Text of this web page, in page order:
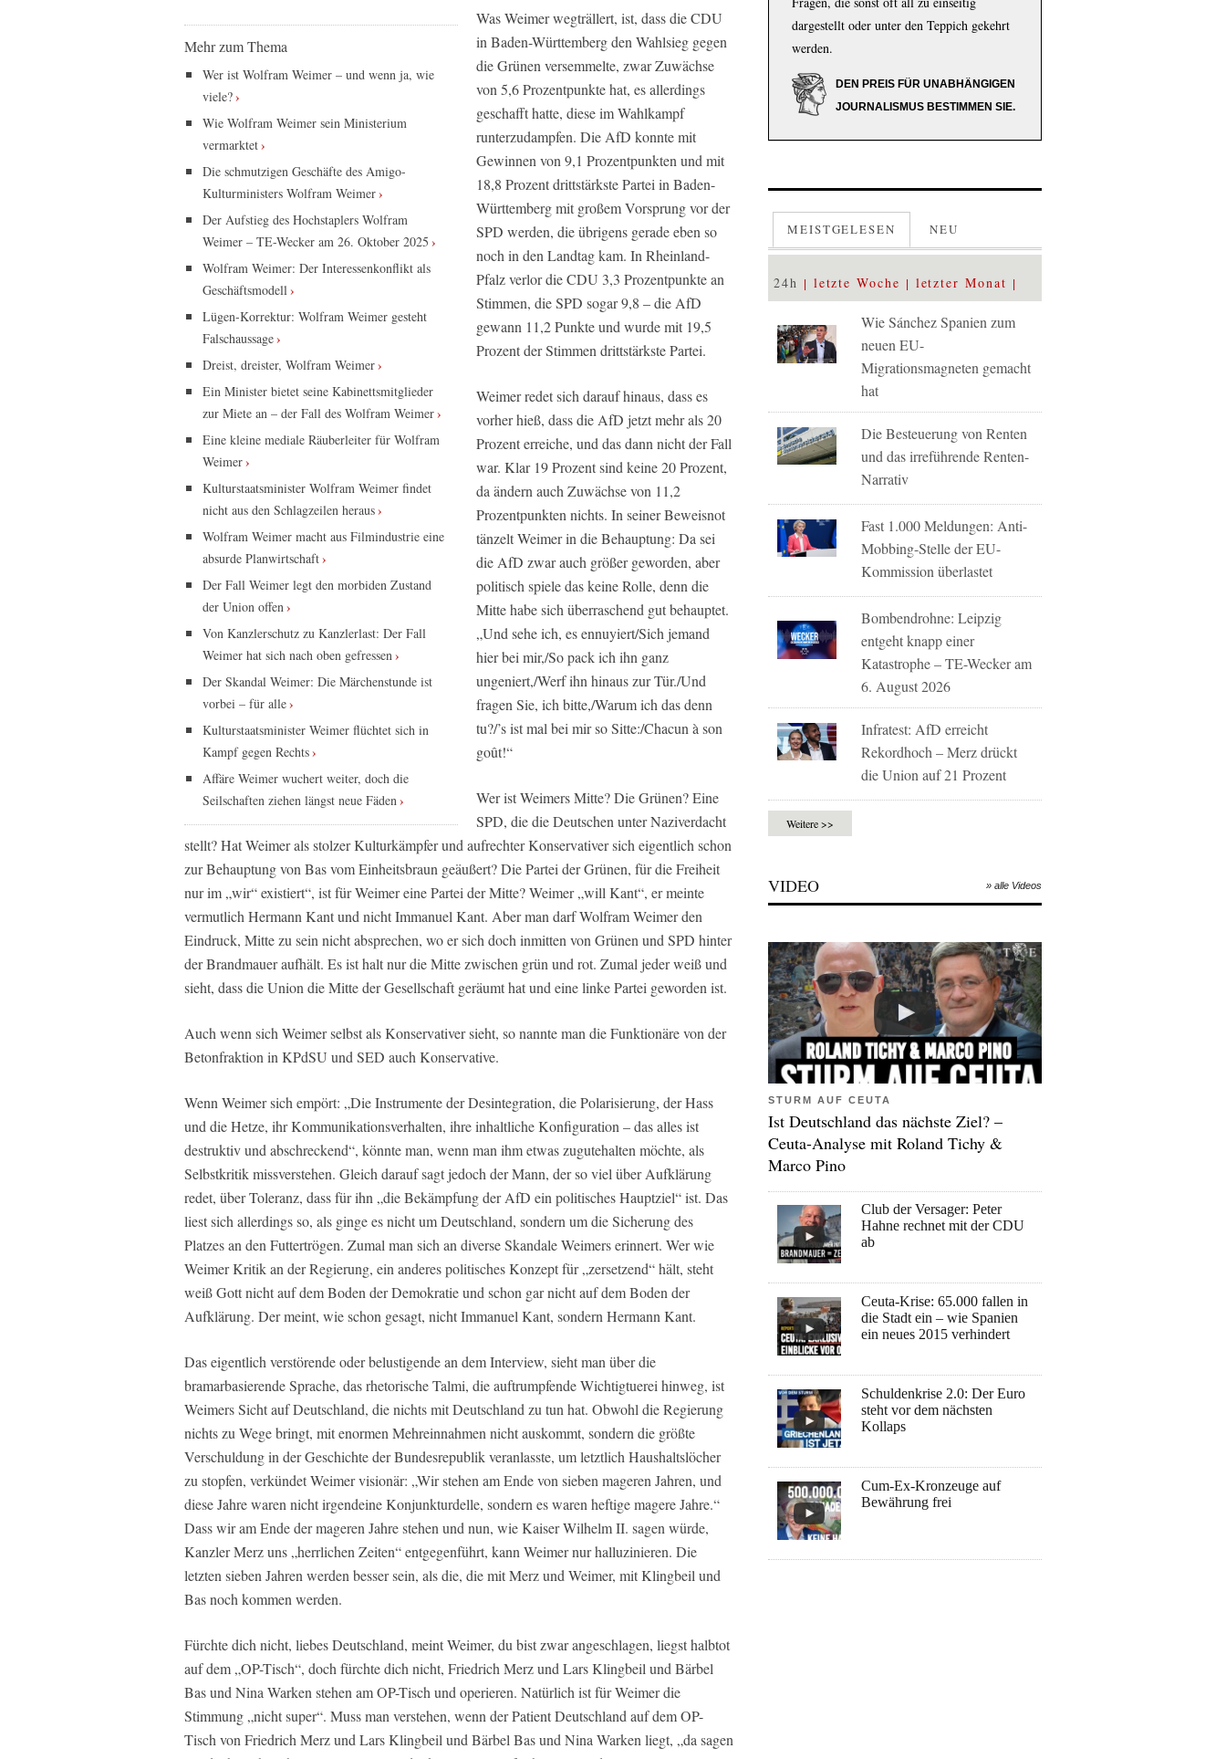
Mehr zum Thema
Wer ist Wolfram Weimer – und wenn ja, wie
viele?
Wie Wolfram Weimer sein Ministerium
vermarktet
Die schmutzigen Geschäfte des Amigo-
Kulturministers Wolfram Weimer
Der Aufstieg des Hochstaplers Wolfram
Weimer – TE-Wecker am 26. Oktober 2025
Wolfram Weimer: Der Interessenkonflikt als
Geschäftsmodell
Lügen-Korrektur: Wolfram Weimer gesteht
Falschaussage
Dreist, dreister, Wolfram Weimer
Ein Minister bietet seine Kabinettsmitglieder
zur Miete an – der Fall des Wolfram Weimer
Eine kleine mediale Räuberleiter für Wolfram
Weimer
Kulturstaatsminister Wolfram Weimer findet
nicht aus den Schlagzeilen heraus
Wolfram Weimer macht aus Filmindustrie eine
absurde Planwirtschaft
Der Fall Weimer legt den morbiden Zustand
der Union offen
Von Kanzlerschutz zu Kanzlerlast: Der Fall
Weimer hat sich nach oben gefressen
Der Skandal Weimer: Die Märchenstunde ist
vorbei – für alle
Kulturstaatsminister Weimer flüchtet sich in
Kampf gegen Rechts
Affäre Weimer wuchert weiter, doch die
Seilschaften ziehen längst neue Fäden
Was Weimer wegträllert, ist, dass die CDU
in Baden-Württemberg den Wahlsieg gegen
die Grünen versemmelte, zwar Zuwächse
von 5,6 Prozentpunkte hat, es allerdings
geschafft hatte, diese im Wahlkampf
runterzudampfen. Die AfD konnte mit
Gewinnen von 9,1 Prozentpunkten und mit
18,8 Prozent drittstärkste Partei in Baden-
Württemberg mit großem Vorsprung vor der
SPD werden, die übrigens gerade eben so
noch in den Landtag kam. In Rheinland-
Pfalz verlor die CDU 3,3 Prozentpunkte an
Stimmen, die SPD sogar 9,8 – die AfD
gewann 11,2 Punkte und wurde mit 19,5
Prozent der Stimmen drittstärkste Partei.
Weimer redet sich darauf hinaus, dass es
vorher hieß, dass die AfD jetzt mehr als 20
Prozent erreiche, und das dann nicht der Fall
war. Klar 19 Prozent sind keine 20 Prozent,
da ändern auch Zuwächse von 11,2
Prozentpunkten nichts. In seiner Beweisnot
tänzelt Weimer in die Behauptung: Da sei
die AfD zwar auch größer geworden, aber
politisch spiele das keine Rolle, denn die
Mitte habe sich überraschend gut behauptet.
„Und sehe ich, es ennuyiert/Sich jemand
hier bei mir,/So pack ich ihn ganz
ungeniert,/Werf ihn hinaus zur Tür./Und
fragen Sie, ich bitte,/Warum ich das denn
tu?/’s ist mal bei mir so Sitte:/Chacun à son
goût!“
Wer ist Weimers Mitte? Die Grünen? Eine
SPD, die die Deutschen unter Naziverdacht
stellt? Hat Weimer als stolzer Kulturkämpfer und aufrechter Konservativer sich eigentlich schon
zur Behauptung von Bas vom Einheitsbraun geäußert? Die Partei der Grünen, für die Freiheit
nur im „wir“ existiert“, ist für Weimer eine Partei der Mitte? Weimer „will Kant“, er meinte
vermutlich Hermann Kant und nicht Immanuel Kant. Aber man darf Wolfram Weimer den
Eindruck, Mitte zu sein nicht absprechen, wo er sich doch inmitten von Grünen und SPD hinter
der Brandmauer aufhält. Es ist halt nur die Mitte zwischen grün und rot. Zumal jeder weiß und
sieht, dass die Union die Mitte der Gesellschaft geräumt hat und eine linke Partei geworden ist.
Auch wenn sich Weimer selbst als Konservativer sieht, so nannte man die Funktionäre von der
Betonfraktion in KPdSU und SED auch Konservative.
Wenn Weimer sich empört: „Die Instrumente der Desintegration, die Polarisierung, der Hass
und die Hetze, ihr Kommunikationsverhalten, ihre inhaltliche Konfiguration – das alles ist
destruktiv und abschreckend“, könnte man, wenn man ihm etwas zugutehalten möchte, als
Selbstkritik missverstehen. Gleich darauf sagt jedoch der Mann, der so viel über Aufklärung
redet, über Toleranz, dass für ihn „die Bekämpfung der AfD ein politisches Hauptziel“ ist. Das
liest sich allerdings so, als ginge es nicht um Deutschland, sondern um die Sicherung des
Platzes an den Futtertrögen. Zumal man sich an diverse Skandale Weimers erinnert. Wer wie
Weimer Kritik an der Regierung, ein anderes politisches Konzept für „zersetzend“ hält, steht
weiß Gott nicht auf dem Boden der Demokratie und schon gar nicht auf dem Boden der
Aufklärung. Der meint, wie schon gesagt, nicht Immanuel Kant, sondern Hermann Kant.
Das eigentlich verstörende oder belustigende an dem Interview, sieht man über die
bramarbasierende Sprache, das rhetorische Talmi, die auftrumpfende Wichtigtuerei hinweg, ist
Weimers Sicht auf Deutschland, die nichts mit Deutschland zu tun hat. Obwohl die Regierung
nichts zu Wege bringt, mit enormen Mehreinnahmen nicht auskommt, sondern die größte
Verschuldung in der Geschichte der Bundesrepublik veranlasste, um letztlich Haushaltslöcher
zu stopfen, verkündet Weimer visionär: „Wir stehen am Ende von sieben mageren Jahren, und
diese Jahre waren nicht irgendeine Konjunkturdelle, sondern es waren heftige magere Jahre.“
Dass wir am Ende der mageren Jahre stehen und nun, wie Kaiser Wilhelm II. sagen würde,
Kanzler Merz uns „herrlichen Zeiten“ entgegenführt, kann Weimer nur halluzinieren. Die
letzten sieben Jahren werden besser sein, als die, die mit Merz und Weimer, mit Klingbeil und
Bas noch kommen werden.
Fürchte dich nicht, liebes Deutschland, meint Weimer, du bist zwar angeschlagen, liegst halbtot
auf dem „OP-Tisch“, doch fürchte dich nicht, Friedrich Merz und Lars Klingbeil und Bärbel
Bas und Nina Warken stehen am OP-Tisch und operieren. Natürlich ist für Weimer die
Stimmung „nicht super“. Muss man verstehen, wenn der Patient Deutschland auf dem OP-
Tisch von Friedrich Merz und Lars Klingbeil und Bärbel Bas und Nina Warken liegt, „da sagen
dargestellt oder unter den Teppich gekehrt
werden.
DEN PREIS FÜR UNABHÄNGIGEN
JOURNALISMUS BESTIMMEN SIE.
MEISTGELESEN NEU
24h letzte Woche letzter Monat
Wie Sánchez Spanien zum
neuen EU-
Migrationsmagneten gemacht
hat
Die Besteuerung von Renten
und das irreführende Renten-
Narrativ
Fast 1.000 Meldungen: Anti-
Mobbing-Stelle der EU-
Kommission überlastet
Bombendrohne: Leipzig
entgeht knapp einer
Katastrophe – TE-Wecker am
6. August 2026
Infratest: AfD erreicht
Rekordhoch – Merz drückt
die Union auf 21 Prozent
Weitere >>
VIDEO » alle Videos
STURM AUF CEUTA
Ist Deutschland das nächste Ziel? –
Ceuta-Analyse mit Roland Tichy &
Marco Pino
Club der Versager: Peter
Hahne rechnet mit der CDU
ab
Ceuta-Krise: 65.000 fallen in
die Stadt ein – wie Spanien
ein neues 2015 verhindert
Schuldenkrise 2.0: Der Euro
steht vor dem nächsten
Kollaps
Cum-Ex-Kronzeuge auf
Bewährung frei